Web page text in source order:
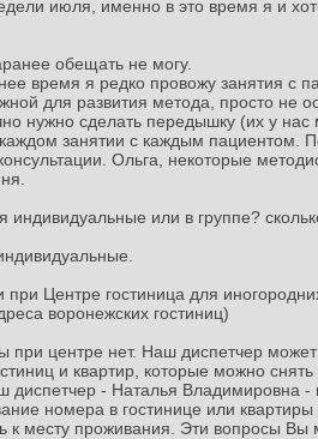
июля, именно в это время я и
обещать не могу.
время я редко провожу занятия с
для развития метода, просто не
нужно сделать передышку (их у
занятии с каждым пациентом.
Ольга, некоторые
индивидуальные или в группе?
при Центре гостиница для
воронежских гостиниц)
при центре нет. Наш диспетчер
и квартир, которые можно
диспетчер - Наталья Владимировна -
номера в гостинице или
к месту проживания. Эти вопросы